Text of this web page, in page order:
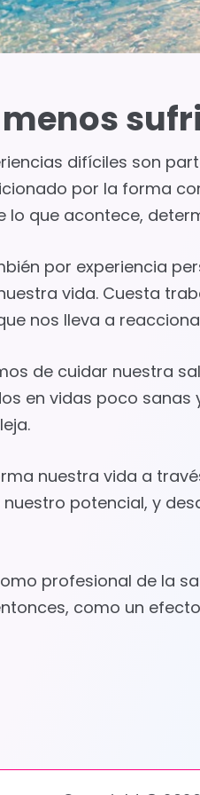
difíciles son
por la forma
lo que acontece,
por experiencia
vida. Cuesta
nos lleva a
de cuidar nuestra
en vidas poco sanas
nuestra vida a
potencial, y
profesional de la
como un